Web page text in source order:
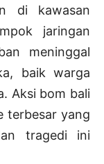
di kawasan
jaringan
meninggal
baik warga
Aksi bom bali
terbesar yang
tragedi ini